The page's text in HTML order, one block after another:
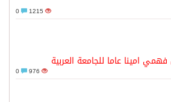
1215
فهمي امينا عاما للجامعة العربية
976